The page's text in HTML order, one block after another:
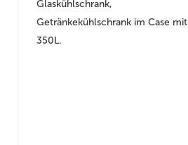
Glaskühlschrank,
Getränkekühlschrank im Case mit
350L.